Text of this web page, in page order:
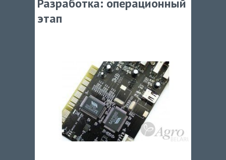
Разработка: операционный
этап